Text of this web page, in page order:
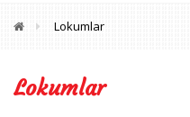
Lokumlar
Lokumlar